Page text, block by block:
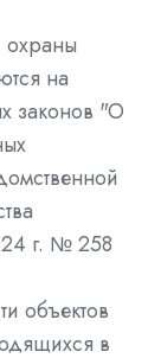
охраны
на
законов "О
г. № 258
объектов
в